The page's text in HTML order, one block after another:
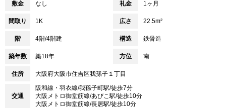
敷金 なし 礼金 1ヶ月
間取り 1K 広さ 22.5m²
階 4階/4階建 構造 鉄骨造
築年数 築18年 方位 南
住所 大阪府大阪市住吉区我孫子１丁目
交通
阪和線・羽衣線/我孫子町駅/徒歩7分
大阪メトロ御堂筋線/あびこ駅/徒歩10分
大阪メトロ御堂筋線/長居駅/徒歩10分